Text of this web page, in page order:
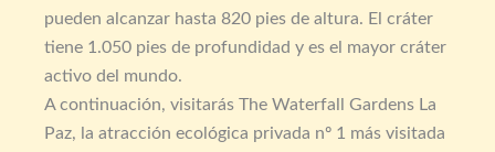
pueden alcanzar hasta 820 pies de altura. El cráter
tiene 1.050 pies de profundidad y es el mayor cráter
activo del mundo.
A continuación, visitarás The Waterfall Gardens La
Paz, la atracción ecológica privada nº 1 más visitada